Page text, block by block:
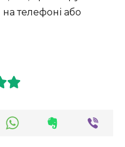
телефоні або